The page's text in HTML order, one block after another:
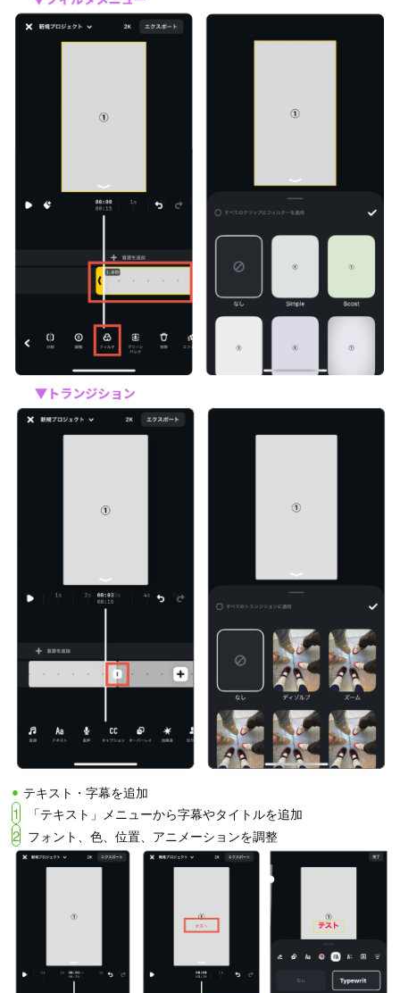
テキスト・字幕を追加
1 「テキスト」メニューから字幕やタイトルを追加
2 フォント、色、位置、アニメーションを調整